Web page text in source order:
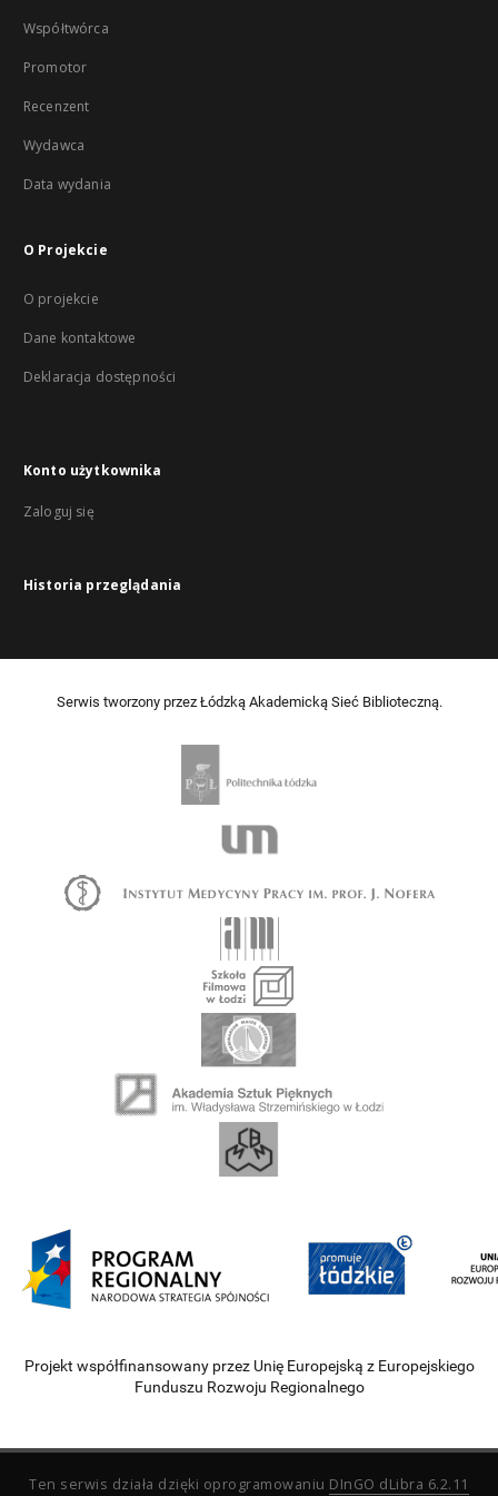
Współtwórca
Promotor
Recenzent
Wydawca
Data wydania
O Projekcie
O projekcie
Dane kontaktowe
Deklaracja dostępności
Konto użytkownika
Zaloguj się
Historia przeglądania
Serwis tworzony przez Łódzką Akademicką Sieć Biblioteczną.
Projekt współfinansowany przez Unię Europejską z Europejskiego
Funduszu Rozwoju Regionalnego
Ten serwis działa dzięki oprogramowaniu DInGO dLibra 6.2.11